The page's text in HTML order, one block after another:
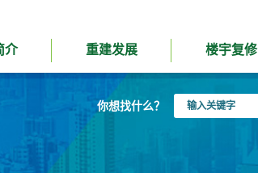
介 重建发展 楼宇复修
你想找什么？
入